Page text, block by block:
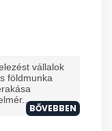
vállalok
földmunka
BŐVEBBEN